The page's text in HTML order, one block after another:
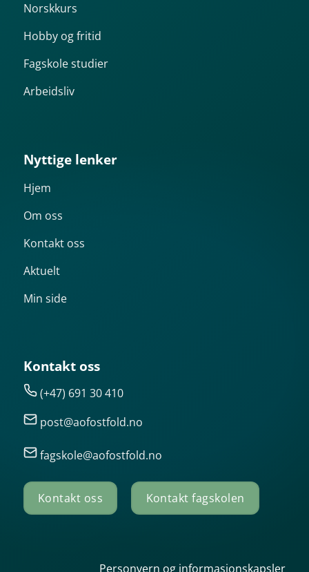
Norskkurs
Hobby og fritid
Fagskole studier
Arbeidsliv
Nyttige lenker
Hjem
Om oss
Kontakt oss
Aktuelt
Min side
Kontakt oss
(+47) 691 30 410
post@aofostfold.no
fagskole@aofostfold.no
Kontakt oss Kontakt fagskolen
Personvern og informasjonskapsler